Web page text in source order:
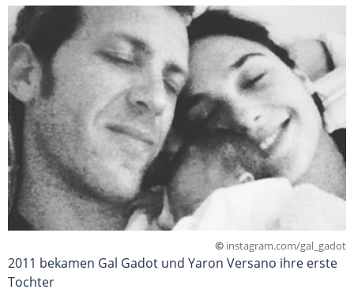
© instagram.com/gal_gadot
2011 bekamen Gal Gadot und Yaron Versano ihre erste
Tochter